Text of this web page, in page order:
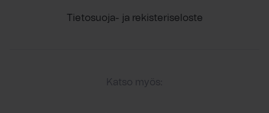
Tietosuoja- ja rekisteriseloste
Katso myös: